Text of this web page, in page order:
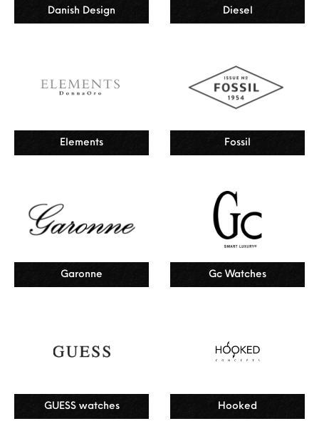
Danish Design Diesel
Elements Fossil
Garonne Gc Watches
GUESS watches Hooked